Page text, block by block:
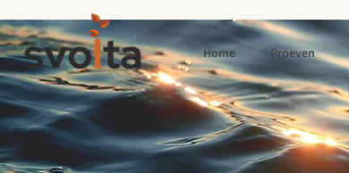
Home Proeven